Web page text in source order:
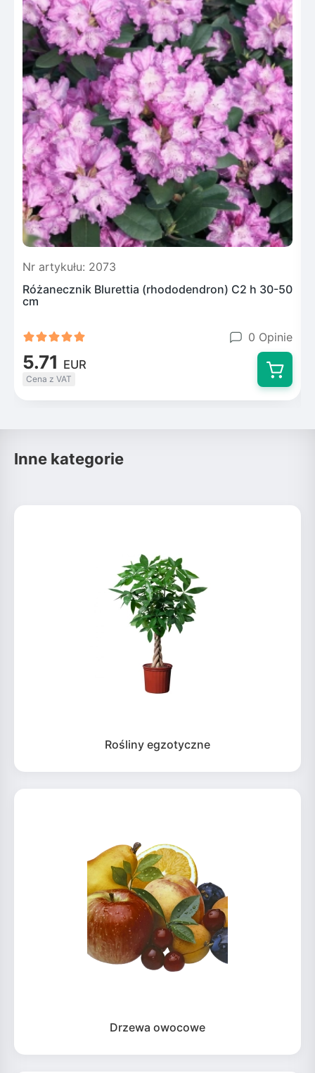
Nr artykułu: 2073
Różanecznik Blurettia (rhododendron) C2 h 30-50
cm
0 Opinie
5.71 EUR
Cena z VAT
Inne kategorie
Rośliny egzotyczne
Drzewa owocowe